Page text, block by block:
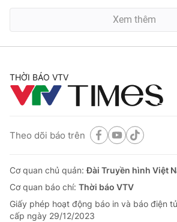
Xem thêm
THỜI BÁO VTV
Theo dõi báo trên
Cơ quan chủ quản:Đài Truyền hình Việt
Cơ quan báo chí: Thời báo VTV
Giấy phép hoạt động báo in và báo điện
cấp ngày 29/12/2023